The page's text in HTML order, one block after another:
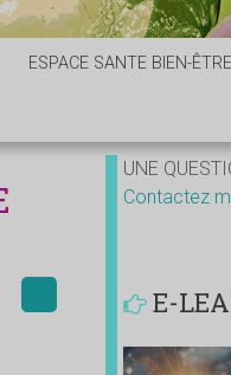
ESPACE SANTE BIEN-ÊTRE
UNE
Contactez
E-